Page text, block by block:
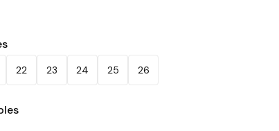
22 23 24 25 26